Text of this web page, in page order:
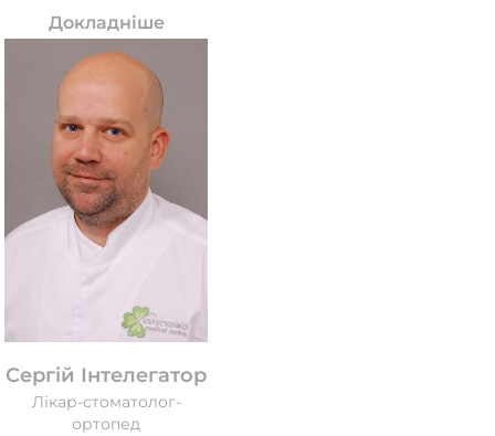
Докладніше
Сергій Інтелегатор
Лікар-стоматолог-
ортопед